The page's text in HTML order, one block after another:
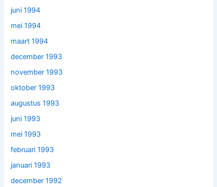
juni 1994
mei 1994
maart 1994
december 1993
november 1993
oktober 1993
augustus 1993
juni 1993
mei 1993
februari 1993
januari 1993
december 1992